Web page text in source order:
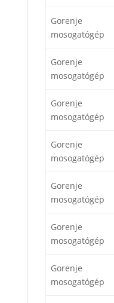
Gorenje
mosogatógép
Gorenje
mosogatógép
Gorenje
mosogatógép
Gorenje
mosogatógép
Gorenje
mosogatógép
Gorenje
mosogatógép
Gorenje
mosogatógép